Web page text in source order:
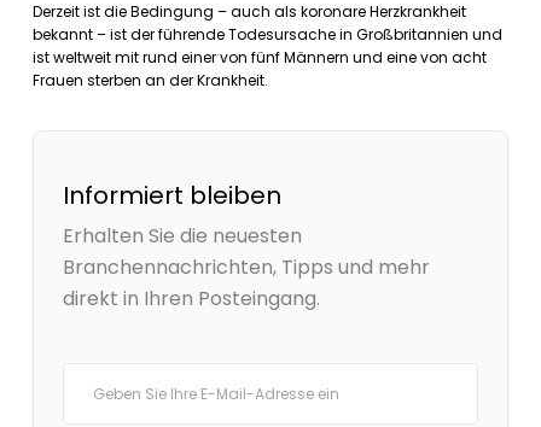
Derzeit ist die Bedingung – auch als koronare Herzkrankheit
bekannt – ist der führende Todesursache in Großbritannien und
ist weltweit mit rund einer von fünf Männern und eine von acht
Frauen sterben an der Krankheit.
Informiert bleiben
Erhalten Sie die neuesten
Branchennachrichten, Tipps und mehr
direkt in Ihren Posteingang.